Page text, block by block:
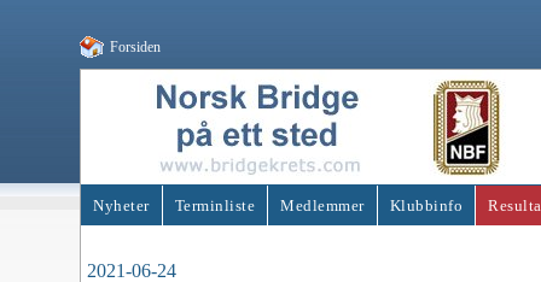
Forsiden
Nyheter Terminliste Medlemmer Klubbinfo
2021-06-24